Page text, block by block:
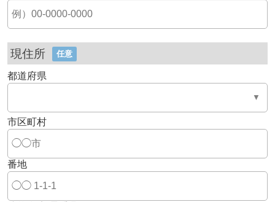
現住所 任意
都道府県
市区町村
番地